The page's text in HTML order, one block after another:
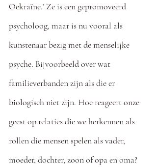
Oekraïne.’ Ze is een gepromoveerd
psycholoog, maar is nu vooral als
kunstenaar bezig met de menselijke
psyche. Bijvoorbeeld over wat
familieverbanden zijn als die er
biologisch niet zijn. Hoe reageert onze
geest op relaties die we herkennen als
rollen die mensen spelen als vader,
moeder, dochter, zoon of opa en oma?